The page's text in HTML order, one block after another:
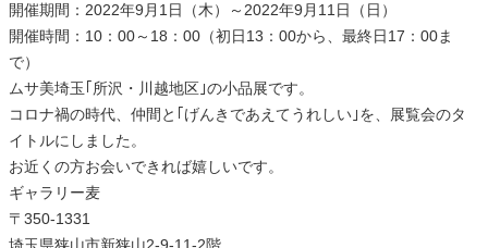
開催期間：2022年9月1日（木）～2022年9月11日（日）
開催時間：10：00～18：00（初日13：00から、最終日17：00ま
で）
ムサ美埼玉｢所沢・川越地区｣の小品展です。
コロナ禍の時代、仲間と｢げんきであえてうれしい｣を、展覧会のタ
イトルにしました。
お近くの方お会いできれば嬉しいです。
ギャラリー麦
〒350-1331